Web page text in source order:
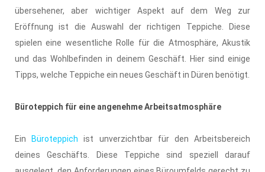
übersehener, aber wichtiger Aspekt auf dem Weg zur
Eröffnung ist die Auswahl der richtigen Teppiche. Diese
spielen eine wesentliche Rolle für die Atmosphäre, Akustik
und das Wohlbefinden in deinem Geschäft. Hier sind einige
Tipps, welche Teppiche ein neues Geschäft in Düren benötigt.
Büroteppich für eine angenehme Arbeitsatmosphäre
EinBüroteppich ist unverzichtbar für den Arbeitsbereich
deines Geschäfts. Diese Teppiche sind speziell darauf